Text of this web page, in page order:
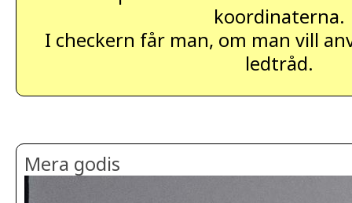
koordinaterna.
I checkern får man, om man vill
ledtråd.
Mera godis